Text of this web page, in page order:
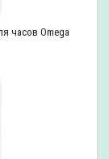
часов Omega